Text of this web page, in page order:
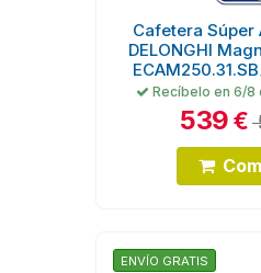
Cafetera Súper
DELONGHI
Recíbelo en 6/8
539€
ENVÍO GRATIS